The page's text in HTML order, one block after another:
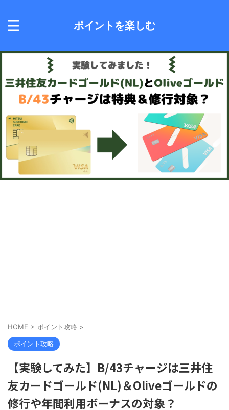
ポイントを楽しむ
HOME > ポイント攻略 >
ポイント攻略
【実験してみた】B/43チャージは三井住
友カードゴールド(NL)＆Oliveゴールドの
修行や年間利用ボーナスの対象？